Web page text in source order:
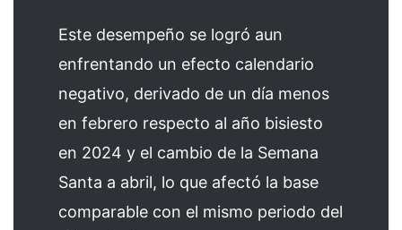
Este desempeño se logró aun
enfrentando un efecto calendario
negativo, derivado de un día menos
en febrero respecto al año bisiesto
en 2024 y el cambio de la Semana
Santa a abril, lo que afectó la base
comparable con el mismo periodo del